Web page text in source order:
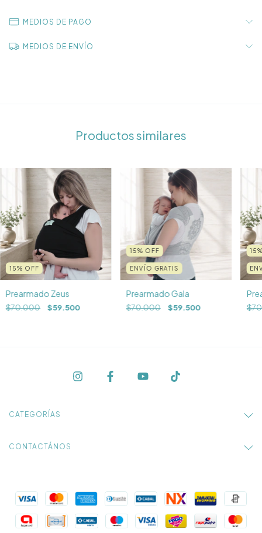
MEDIOS DE PAGO
MEDIOS DE ENVÍO
Productos similares
15% OFF
Prearmado Zeus
$70.000 $59.500
15% OFF
ENVÍO GRATIS
Prearmado Gala
$70.000 $59.500
15
CATEGORÍAS
CONTACTÁNOS